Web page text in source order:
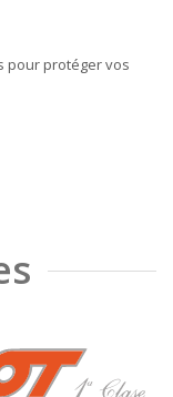
pour protéger vos
❯